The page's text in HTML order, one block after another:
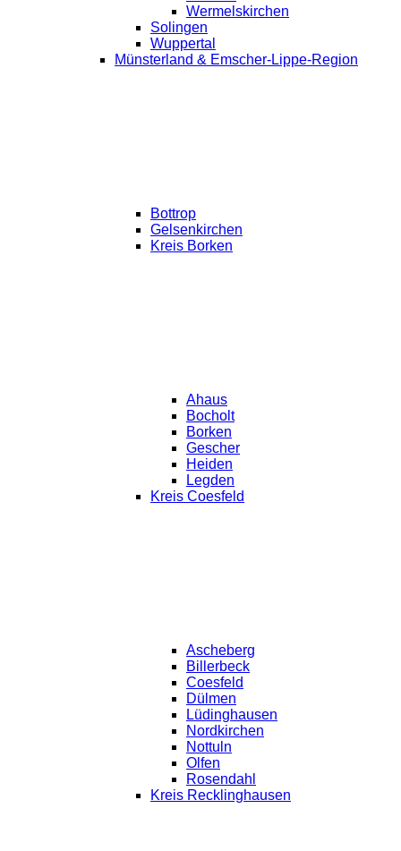
Wermelskirchen
Solingen
Wuppertal
Münsterland & Emscher-Lippe-Region
Bottrop
Gelsenkirchen
Kreis Borken
Ahaus
Bocholt
Borken
Gescher
Heiden
Legden
Kreis Coesfeld
Ascheberg
Billerbeck
Coesfeld
Dülmen
Lüdinghausen
Nordkirchen
Nottuln
Olfen
Rosendahl
Kreis Recklinghausen